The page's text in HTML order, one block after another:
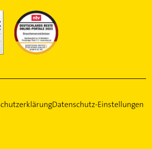
Datenschutz-Einstellungen